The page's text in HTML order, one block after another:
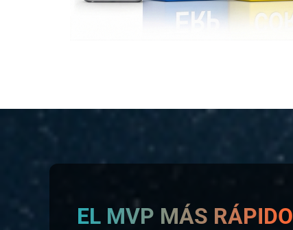
EL MVP MÁS RÁPIDO